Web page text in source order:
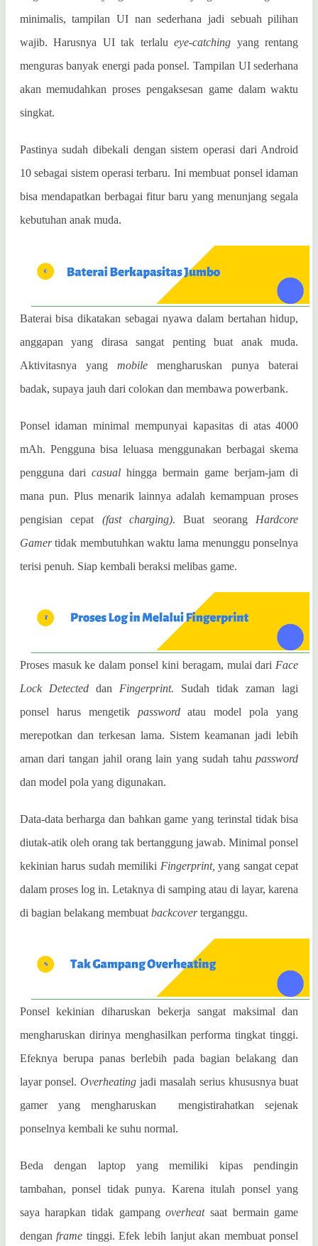
minimalis, tampilan UI nan sederhana jadi sebuah pilihan
wajib. Harusnya UI tak terlalueye-catching yang rentang
menguras banyak energi pada ponsel. Tampilan UI sederhana
akan memudahkan proses pengaksesan game dalam waktu
singkat.
Pastinya sudah dibekali dengan sistem operasi dari Android
10 sebagai sistem operasi terbaru. Ini membuat ponsel idaman
bisa mendapatkan berbagai fitur baru yang menunjang segala
kebutuhan anak muda.
Baterai bisa dikatakan sebagai nyawa dalam bertahan hidup,
anggapan yang dirasa sangat penting buat anak muda.
Aktivitasnya yang mobilemengharuskan punya baterai
badak, supaya jauh dari colokan dan membawa powerbank.
Ponsel idaman minimal mempunyai kapasitas di atas 4000
mAh. Pengguna bisa leluasa menggunakan berbagai skema
pengguna daricasual hingga bermain game berjam-jam di
mana pun. Plus menarik lainnya adalah kemampuan proses
pengisian cepat (fast charging). Buat seorang Hardcore
Gamertidak membutuhkan waktu lama menunggu ponselnya
terisi penuh. Siap kembali beraksi melibas game.
Proses masuk ke dalam ponsel kini beragam, mulai dari Face
Lock Detecteddan Fingerprint. Sudah tidak zaman lagi
ponsel harus mengetik passwordatau model pola yang
merepotkan dan terkesan lama. Sistem keamanan jadi lebih
aman dari tangan jahil orang lain yang sudah tahupassword
dan model pola yang digunakan.
Data-data berharga dan bahkan game yang terinstal tidak bisa
diutak-atik oleh orang tak bertanggung jawab. Minimal ponsel
kekinian harus sudah memiliki Fingerprint, yang sangat cepat
dalam proses log in. Letaknya di samping atau di layar, karena
di bagian belakang membuat backcoverterganggu.
Ponsel kekinian diharuskan bekerja sangat maksimal dan
mengharuskan dirinya menghasilkan performa tingkat tinggi.
Efeknya berupa panas berlebih pada bagian belakang dan
layar ponsel.Overheating jadi masalah serius khususnya buat
gamer yang mengharuskan
mengistirahatkan sejenak
ponselnya kembali ke suhu normal.
Beda dengan laptop yang memiliki kipas pendingin
tambahan, ponsel tidak punya. Karena itulah ponsel yang
saya harapkan tidak gampangoverheatsaat bermain game
denganframe tinggi. Efek lebih lanjut akan membuat ponsel